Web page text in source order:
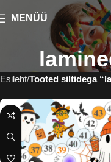
MENÜÜ
Esileht Tooted siltidega